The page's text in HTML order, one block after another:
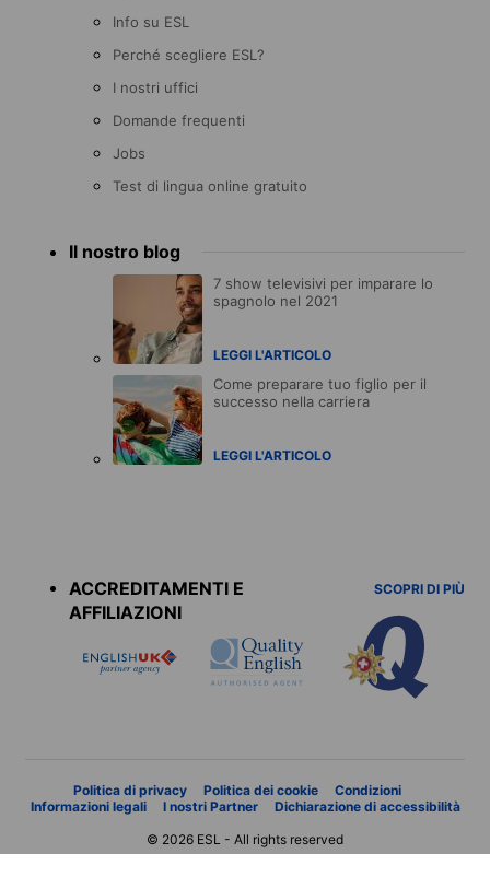
Info su ESL
Perché scegliere ESL?
I nostri uffici
Domande frequenti
Jobs
Test di lingua online gratuito
Il nostro blog
7 show televisivi per imparare lo
spagnolo nel 2021
LEGGI L'ARTICOLO
Come preparare tuo figlio per il
successo nella carriera
LEGGI L'ARTICOLO
ACCREDITAMENTI E
AFFILIAZIONI
SCOPRI DI PIÙ
Politica di privacy Politica dei cookie
Condizioni
Informazioni legali
I nostri Partner
Dichiarazione di accessibilità
© 2026 ESL - All rights reserved